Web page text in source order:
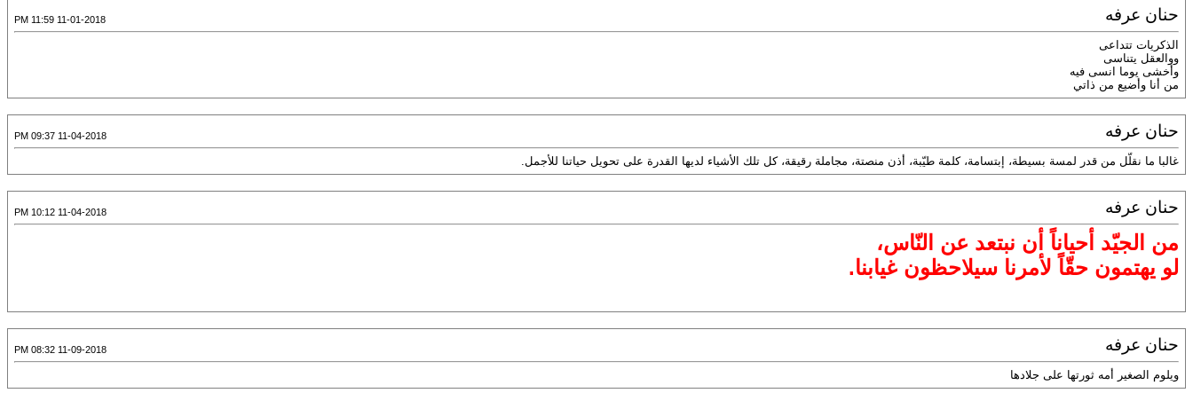
حنان عرفه 11-01-2018 11:59 PM
الذكريات تتداعى
ووالعقل يتناسى
وأخشى يوما انسى فيه
من أنا وأضيع من ذاتي
حنان عرفه 11-04-2018 09:37 PM
غالبا ما نقلّل من قدر لمسة بسيطة، إبتسامة، كلمة طيّبة، أذن منصتة، مجاملة رقيقة، كل تلك الأشياء لديها القدرة على تحويل حياتنا للأجمل.
حنان عرفه 11-04-2018 10:12 PM
من الجيّد أحياناً أن نبتعد عن النّاس،
لو يهتمون حقّاً لأمرنا سيلاحظون غيابنا.
حنان عرفه 11-09-2018 08:32 PM
ويلوم الصغير أمه ثورتها على جلادها